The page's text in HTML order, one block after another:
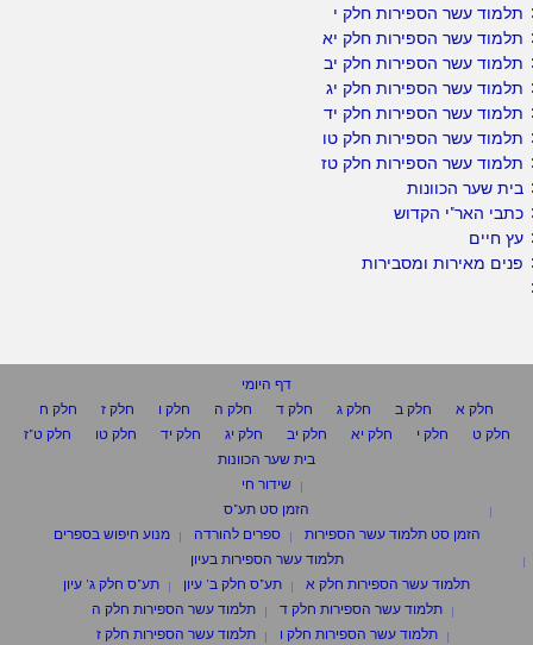
תלמוד עשר הספירות חלק י
תלמוד עשר הספירות חלק יא
תלמוד עשר הספירות חלק יב
תלמוד עשר הספירות חלק יג
תלמוד עשר הספירות חלק יד
תלמוד עשר הספירות חלק טו
תלמוד עשר הספירות חלק טז
בית שער הכוונות
כתבי האר"י הקדוש
עץ חיים
פנים מאירות ומסבירות
דף היומי
חלק א
חלק ב חלק ג חלק ד חלק ה חלק ו חלק ז
חלק ח
חלק ט
חלק י חלק יא חלק יב חלק יג חלק יד חלק טו
חלק ט"ז
בית שער הכוונות
שידור חי
הזמן סט תע"ס
הזמן סט תלמוד עשר הספירות
ספרים להורדה
מנוע חיפוש בספרים
תלמוד עשר הספירות בעיון
תלמוד עשר הספירות חלק א
תע"ס חלק ב' עיון
תע"ס חלק ג' עיון
תלמוד עשר הספירות חלק ד
תלמוד עשר הספירות חלק ה
תלמוד עשר הספירות חלק ו
תלמוד עשר הספירות חלק ז